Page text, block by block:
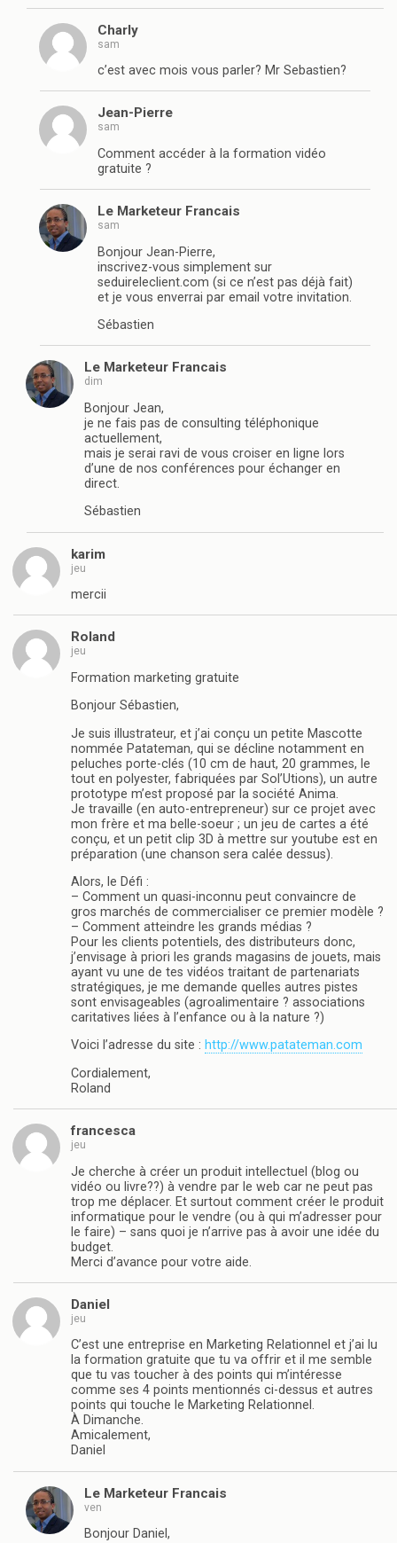
Charly
sam
c’est avec mois vous parler? Mr Sebastien?
Jean-Pierre
sam
Comment accéder à la formation vidéo
gratuite ?
Le Marketeur Francais
sam
Bonjour Jean-Pierre,
inscrivez-vous simplement sur
seduireleclient.com (si ce n’est pas déjà fait)
et je vous enverrai par email votre invitation.
Sébastien
Le Marketeur Francais
dim
Bonjour Jean,
je ne fais pas de consulting téléphonique
actuellement,
mais je serai ravi de vous croiser en ligne lors
d’une de nos conférences pour échanger en
direct.
Sébastien
karim
jeu
mercii
Roland
jeu
Formation marketing gratuite
Bonjour Sébastien,
Je suis illustrateur, et j’ai conçu un petite Mascotte
nommée Patateman, qui se décline notamment en
peluches porte-clés (10 cm de haut, 20 grammes, le
tout en polyester, fabriquées par Sol’Utions), un autre
prototype m’est proposé par la société Anima.
Je travaille (en auto-entrepreneur) sur ce projet avec
mon frère et ma belle-soeur ; un jeu de cartes a été
conçu, et un petit clip 3D à mettre sur youtube est en
préparation (une chanson sera calée dessus).
Alors, le Défi :
– Comment un quasi-inconnu peut convaincre de
gros marchés de commercialiser ce premier modèle ?
– Comment atteindre les grands médias ?
Pour les clients potentiels, des distributeurs donc,
j’envisage à priori les grands magasins de jouets, mais
ayant vu une de tes vidéos traitant de partenariats
stratégiques, je me demande quelles autres pistes
sont envisageables (agroalimentaire ? associations
caritatives liées à l’enfance ou à la nature ?)
Voici l’adresse du site : http://www.patateman.com
Cordialement,
Roland
francesca
jeu
Je cherche à créer un produit intellectuel (blog ou
vidéo ou livre??) à vendre par le web car ne peut pas
trop me déplacer. Et surtout comment créer le produit
informatique pour le vendre (ou à qui m’adresser pour
le faire) – sans quoi je n’arrive pas à avoir une idée du
budget.
Merci d’avance pour votre aide.
Daniel
jeu
C’est une entreprise en Marketing Relationnel et j’ai lu
la formation gratuite que tu va offrir et il me semble
que tu vas toucher à des points qui m’intéresse
comme ses 4 points mentionnés ci-dessus et autres
points qui touche le Marketing Relationnel.
À Dimanche.
Amicalement,
Daniel
Le Marketeur Francais
ven
Bonjour Daniel,